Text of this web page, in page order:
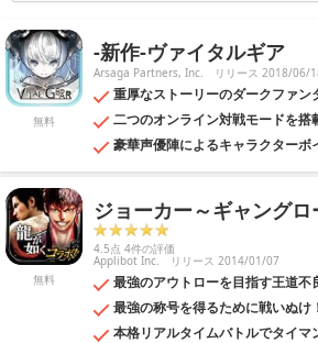
無料
-新作-ヴァイタルギア
Arsaga Partners, Inc. リリース 2018/06/
重厚なストーリーのダークファン
二つのオンライン対戦モードを搭
豪華声優陣によるキャラクターボ
無料
ジョーカー～ギャングロ
4.5点 4件の評価
Applibot Inc. リリース 2014/01/07
最強のアウトローを目指す王道不
最強の称号を得るために戦いぬけ！
本格リアルタイムバトルでタイマ